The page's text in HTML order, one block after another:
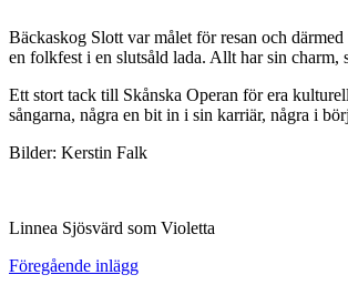
Bäckaskog Slott var målet för resan och därmed
en folkfest i en slutsåld lada. Allt har sin charm,
Ett stort tack till Skånska Operan för era
sångarna, några en bit in i sin karriär, några i
Bilder: Kerstin Falk
Linnea Sjösvärd som Violetta
Inläggsnavigering
Föregående inlägg